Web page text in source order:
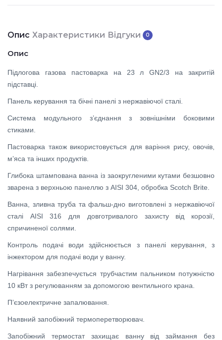
Опис Характеристики Відгуки 0
Опис
Підлогова газова пастоварка на 23 л GN2/3 на закритій
підставці.
Панель керування та бічні панелі з нержавіючої сталі.
Система модульного з’єднання з зовнішніми боковими
стиками.
Пастоварка також використовується для варіння рису, овочів,
м’яса та інших продуктів.
Глибока штампована ванна із заокругленими кутами безшовно
зварена з верхньою панеллю з AISI 304, обробка Scotch Brite.
Ванна, зливна труба та фальш-дно виготовлені з нержавіючої
сталі AISI 316 для довготривалого захисту від корозії,
спричиненої солями.
Контроль подачі води здійснюється з панелі керування, з
інжектором для подачі води у ванну.
Нагрівання забезпечується трубчастим пальником потужністю
10 кВт з регулюванням за допомогою вентильного крана.
П’єзоелектричне запалювання.
Наявний запобіжний термоперетворювач.
Запобіжний термостат захищає ванну від займання без